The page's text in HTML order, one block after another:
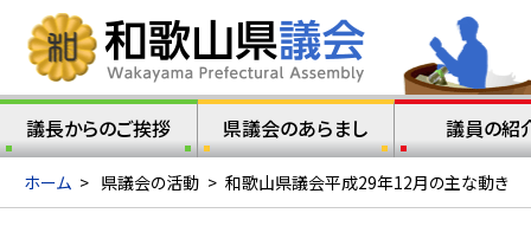
議長からのご挨拶 県議会のあらまし 議員の紹
ホーム > 県議会の活動 > 和歌山県議会平成29年12月の主な動き